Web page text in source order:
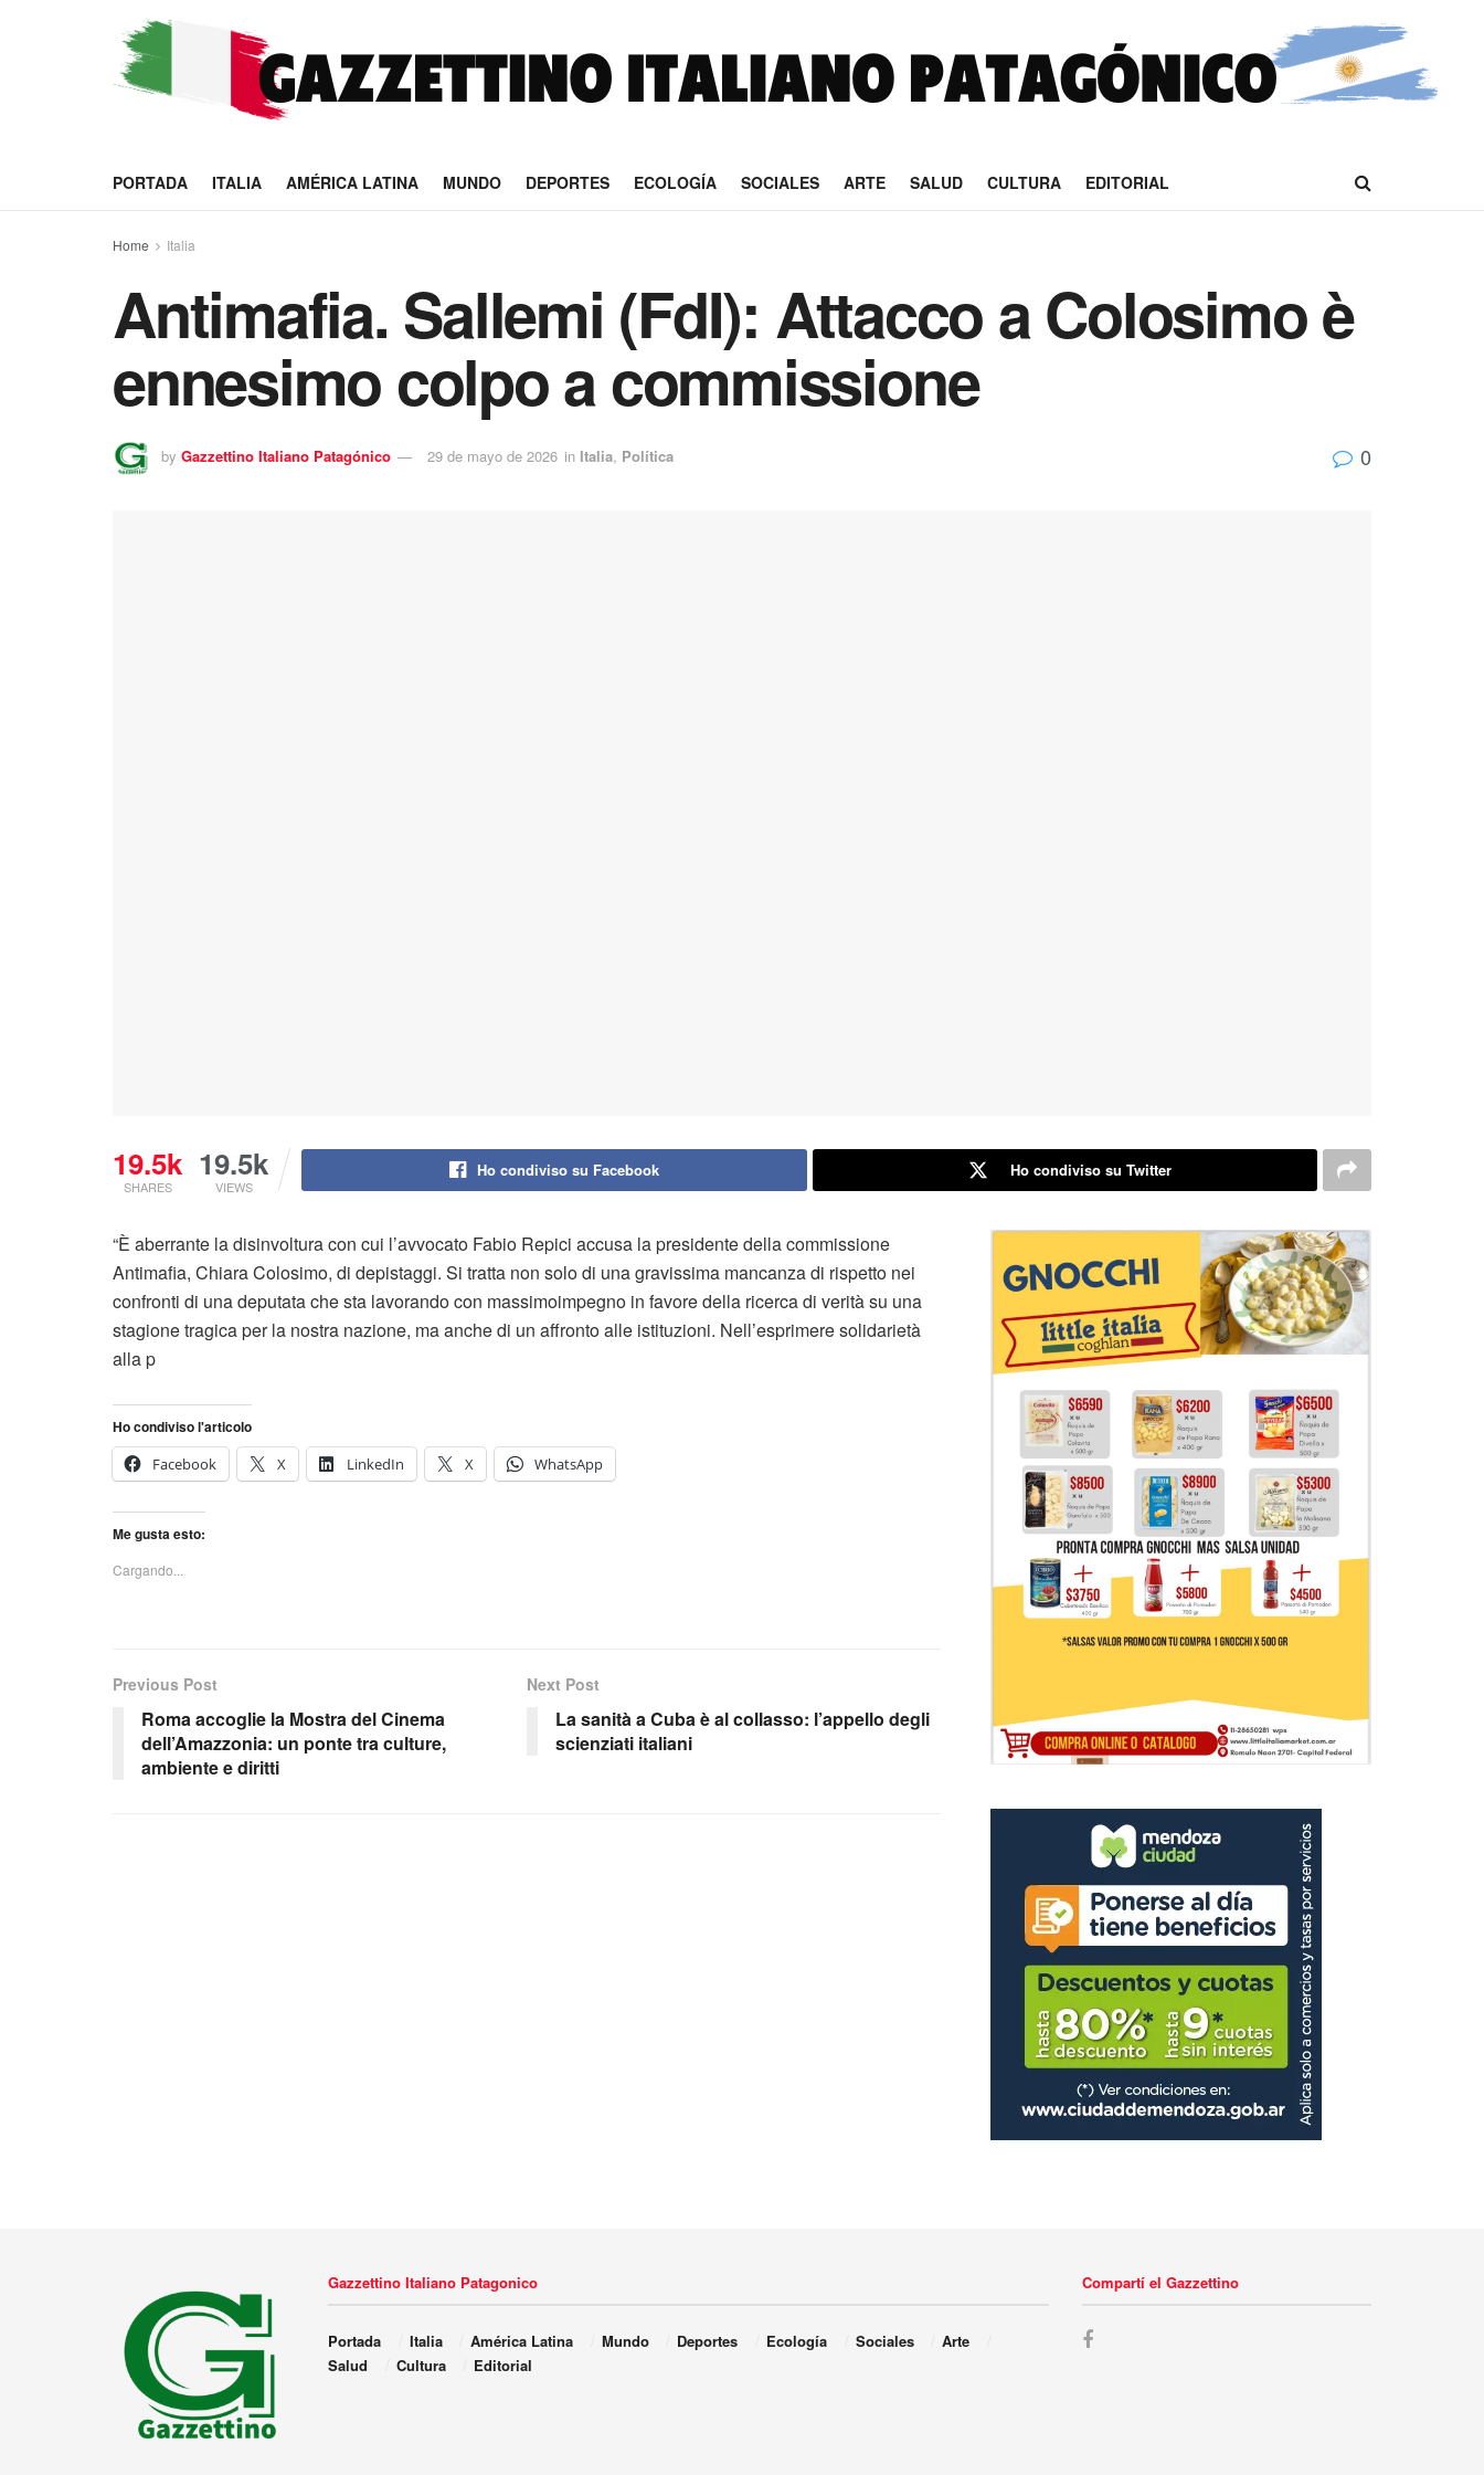
PORTADA ITALIA AMÉRICA LATINA MUNDO DEPORTES ECOLOGÍA SOCIALES ARTE SALUD CULTURA EDITORIAL
Home Italia
Antimafia. Sallemi (FdI): Attacco a Colosimo è
ennesimo colpo a commissione
by Gazzettino Italiano Patagónico 29 de mayo de 2026 in Italia, Política 0
19.5k
SHARES
19.5k
VIEWS
Ho condiviso su Facebook Ho condiviso su Twitter
“È aberrante la disinvoltura con cui l’avvocato Fabio Repici accusa la presidente della commissione
Antimafia, Chiara Colosimo, di depistaggi. Si tratta non solo di una gravissima mancanza di rispetto nei
confronti di una deputata che sta lavorando con massimoimpegno in favore della ricerca di verità su una
stagione tragica per la nostra nazione, ma anche di un affronto alle istituzioni. Nell’esprimere solidarietà
alla p
Ho condiviso l'articolo
Facebook
X LinkedIn X WhatsApp
Me gusta esto:
Cargando...
Previous Post
Roma accoglie la Mostra del Cinema
dell’Amazzonia: un ponte tra culture,
ambiente e diritti
Next Post
La sanità a Cuba è al collasso: l’appello degli
scienziati italiani
Gazzettino Italiano Patagonico
Portada Italia América Latina Mundo Deportes Ecología Sociales
Arte
Salud
Cultura Editorial
Compartí el Gazzettino